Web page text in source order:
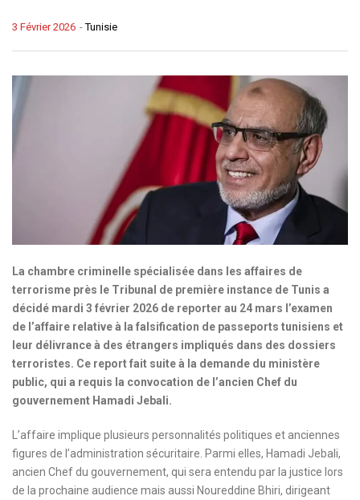
-Tunisie
3 Février 2026
La chambre criminelle spécialisée dans les affaires de
terrorisme près le Tribunal de première instance de Tunis a
décidé mardi 3 février 2026 de reporter au 24 mars l’examen
de l’affaire relative à la falsification de passeports tunisiens et
leur délivrance à des étrangers impliqués dans des dossiers
terroristes. Ce report fait suite à la demande du ministère
public, qui a requis la convocation de l’ancien Chef du
gouvernement Hamadi Jebali.
L’affaire implique plusieurs personnalités politiques et anciennes
figures de l’administration sécuritaire. Parmi elles, Hamadi Jebali,
ancien Chef du gouvernement, qui sera entendu par la justice lors
de la prochaine audience mais aussi Noureddine Bhiri, dirigeant